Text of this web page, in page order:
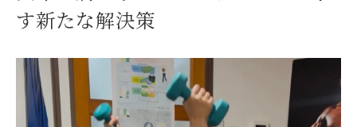
最新のフィットネス技術の活用
愛知県一宮市のパーソナルジムで肩こり解消の
始まり
一宮市のジム選びのポイント
す新たな解決策